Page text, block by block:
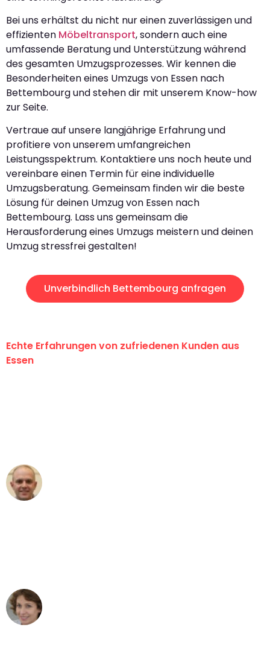
Bei uns erhältst du nicht nur einen zuverlässigen und
effizienten Möbeltransport, sondern auch eine
umfassende Beratung und Unterstützung während
des gesamten Umzugsprozesses. Wir kennen die
Besonderheiten eines Umzugs von Essen nach
Bettembourg und stehen dir mit unserem Know-how
zur Seite.
Vertraue auf unsere langjährige Erfahrung und
profitiere von unserem umfangreichen
Leistungsspektrum. Kontaktiere uns noch heute und
vereinbare einen Termin für eine individuelle
Umzugsberatung. Gemeinsam finden wir die beste
Lösung für deinen Umzug von Essen nach
Bettembourg. Lass uns gemeinsam die
Herausforderung eines Umzugs meistern und deinen
Umzug stressfrei gestalten!
Unverbindlich Bettembourg anfragen
Echte Erfahrungen von zufriedenen Kunden aus
Essen